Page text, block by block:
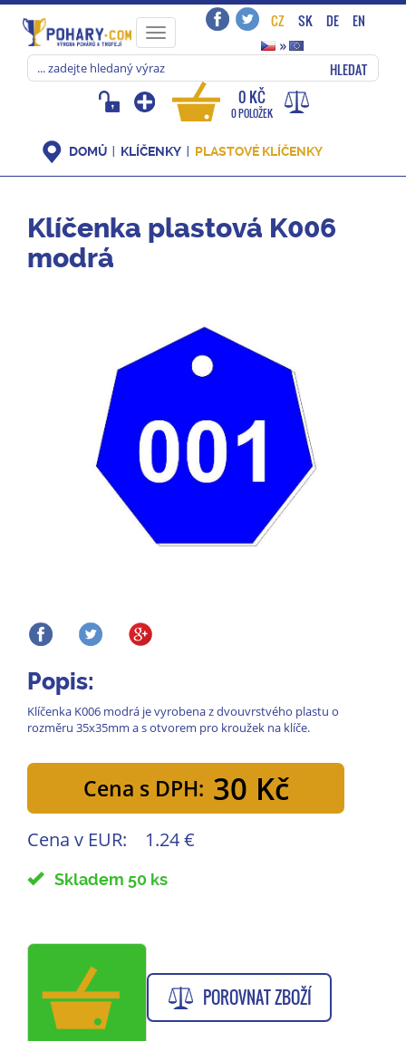
Toggle
navigation
CZ SK DE
EN
»
HLEDAT
0 KČ
0 POLOŽEK
DOMŮ KLÍČENKY PLASTOVÉ KLÍČENKY
Klíčenka plastová K006
modrá
Popis:
Klíčenka K006 modrá je vyrobena z dvouvrstvého plastu o
rozměru 35x35mm a s otvorem pro kroužek na klíče.
Cena s DPH: 30 Kč
Cena v EUR: 1.24 €
Skladem 50 ks
POROVNAT ZBOŽÍ